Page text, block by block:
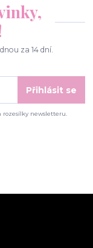
za 14 dní.
Přihlásit se
rozesílky newsletteru.